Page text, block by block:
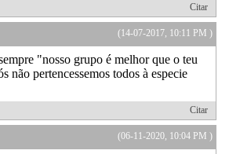
Citar
(14-07-2017, 10:11 PM )
"nosso grupo é melhor que o teu
não pertencessemos todos à especie
Citar
(06-11-2020, 10:04 PM )